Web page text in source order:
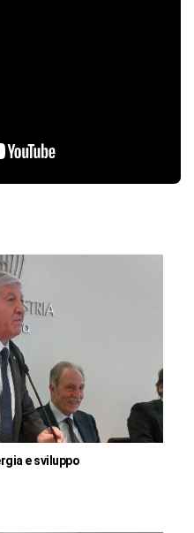
e sviluppo